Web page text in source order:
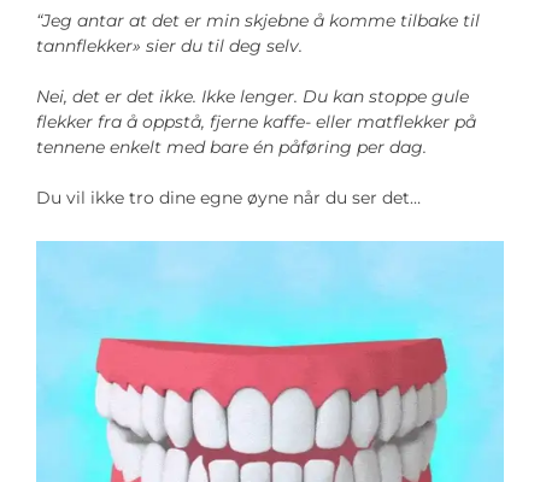
“Jeg antar at det er min skjebne å komme tilbake til
tannflekker» sier du til deg selv.
Nei, det er det ikke. Ikke lenger. Du kan stoppe gule
flekker fra å oppstå, fjerne kaffe- eller matflekker på
tennene enkelt med bare én påføring per dag.
Du vil ikke tro dine egne øyne når du ser det…